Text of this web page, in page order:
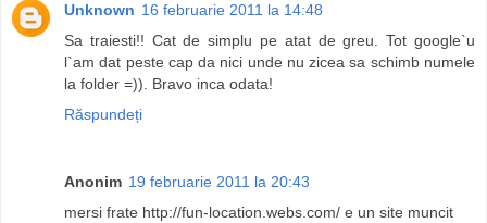
Unknown 16 februarie 2011 la 14:48
Sa traiesti!! Cat de simplu pe atat de greu. Tot google`u
l`am dat peste cap da nici unde nu zicea sa schimb numele
la folder =)). Bravo inca odata!
Răspundeți
Anonim 19 februarie 2011 la 20:43
mersi frate http://fun-location.webs.com/ e un site muncit